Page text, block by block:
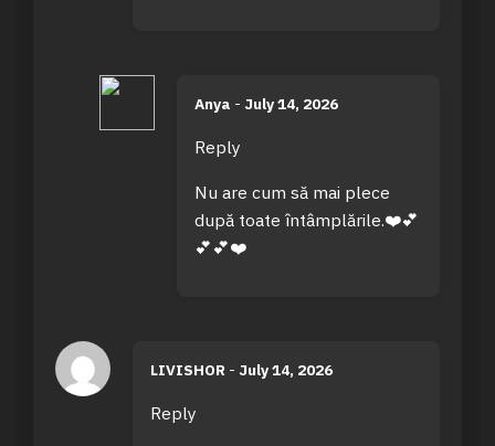
Anya - July 14, 2026
Reply
Nu are cum să mai plece
după toate întâmplările.❤️💕
💕💕❤️
LIVISHOR - July 14, 2026
Reply